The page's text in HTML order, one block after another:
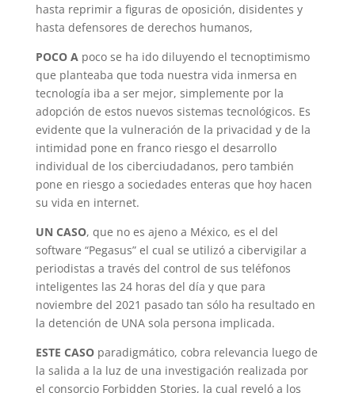
hasta reprimir a figuras de oposición, disidentes y
hasta defensores de derechos humanos,
POCO Apoco se ha ido diluyendo el tecnoptimismo
que planteaba que toda nuestra vida inmersa en
tecnología iba a ser mejor, simplemente por la
adopción de estos nuevos sistemas tecnológicos. Es
evidente que la vulneración de la privacidad y de la
intimidad pone en franco riesgo el desarrollo
individual de los ciberciudadanos, pero también
pone en riesgo a sociedades enteras que hoy hacen
su vida en internet.
UN CASO, que no es ajeno a México, es el del
software “Pegasus” el cual se utilizó a cibervigilar a
periodistas a través del control de sus teléfonos
inteligentes las 24 horas del día y que para
noviembre del 2021 pasado tan sólo ha resultado en
la detención de UNA sola persona implicada.
ESTE CASOparadigmático, cobra relevancia luego de
la salida a la luz de una investigación realizada por
el consorcio Forbidden Stories, la cual reveló a los